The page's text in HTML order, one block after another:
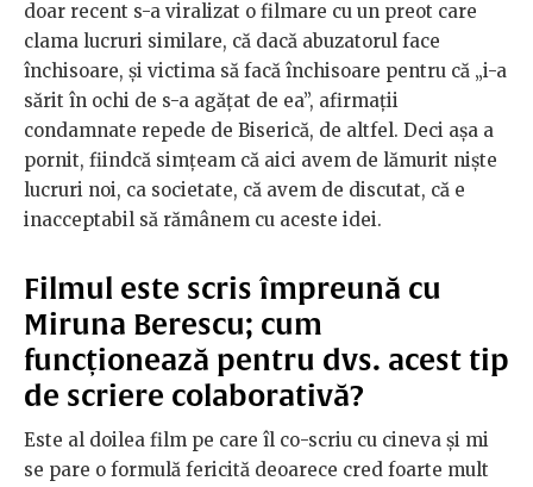
doar recent s-a viralizat o filmare cu un preot care
clama lucruri similare, că dacă abuzatorul face
închisoare, și victima să facă închisoare pentru că „i-a
sărit în ochi de s-a agățat de ea”, afirmații
condamnate repede de Biserică, de altfel. Deci așa a
pornit, fiindcă simțeam că aici avem de lămurit niște
lucruri noi, ca societate, că avem de discutat, că e
inacceptabil să rămânem cu aceste idei.
Filmul este scris împreună cu
Miruna Berescu; cum
funcționează pentru dvs. acest tip
de scriere colaborativă?
Este al doilea film pe care îl co-scriu cu cineva și mi
se pare o formulă fericită deoarece cred foarte mult